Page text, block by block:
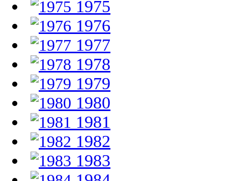
1975
1976
1977
1978
1979
1980
1981
1982
1983